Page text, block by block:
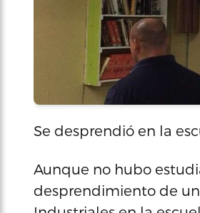
Se desprendió en la
Aunque no hubo
desprendimiento de